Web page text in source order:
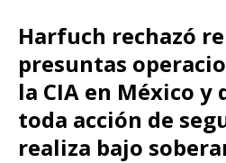
Harfuch rechazó
presuntas
la CIA en México y
toda acción de
realiza bajo